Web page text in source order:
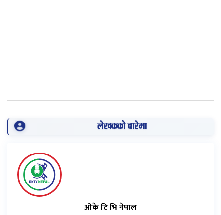
लेखकको बारेमा
ओके टि भि नेपाल